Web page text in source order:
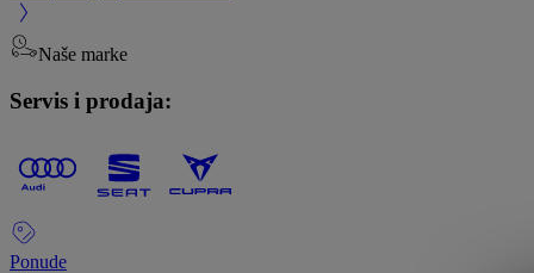
Naše marke
Servis i prodaja:
Ponude